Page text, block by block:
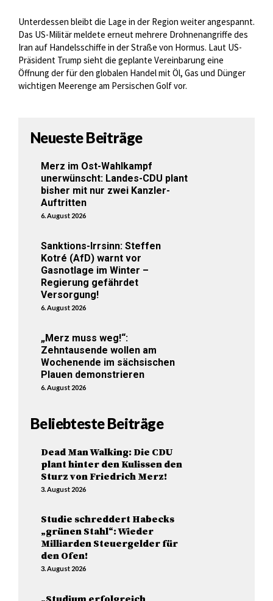
Unterdessen bleibt die Lage in der Region weiter angespannt.
Das US-Militär meldete erneut mehrere Drohnenangriffe des
Iran auf Handelsschiffe in der Straße von Hormus. Laut US-
Präsident Trump sieht die geplante Vereinbarung eine
Öffnung der für den globalen Handel mit Öl, Gas und Dünger
wichtigen Meerenge am Persischen Golf vor.
Neueste Beiträge
Merz im Ost-Wahlkampf
unerwünscht: Landes-CDU plant
bisher mit nur zwei Kanzler-
Auftritten
6. August 2026
Sanktions-Irrsinn: Steffen
Kotré (AfD) warnt vor
Gasnotlage im Winter –
Regierung gefährdet
Versorgung!
6. August 2026
„Merz muss weg!“:
Zehntausende wollen am
Wochenende im sächsischen
Plauen demonstrieren
6. August 2026
Beliebteste Beiträge
Dead Man Walking: Die CDU
plant hinter den Kulissen den
Sturz von Friedrich Merz!
3. August 2026
Studie schreddert Habecks
„grünen Stahl“: Wieder
Milliarden Steuergelder für
den Ofen!
3. August 2026